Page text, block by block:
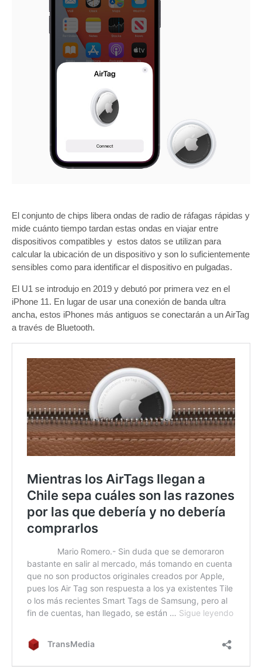
El conjunto de chips libera ondas de radio de ráfagas rápidas y
mide cuánto tiempo tardan estas ondas en viajar entre
dispositivos compatibles y estos datos se utilizan para
calcular la ubicación de un dispositivo y son lo suficientemente
sensibles como para identificar el dispositivo en pulgadas.
El U1 se introdujo en 2019 y debutó por primera vez en el
iPhone 11. En lugar de usar una conexión de banda ultra
ancha, estos iPhones más antiguos se conectarán a un AirTag
a través de Bluetooth.